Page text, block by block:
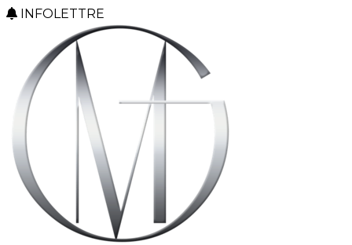
INFOLETTRE